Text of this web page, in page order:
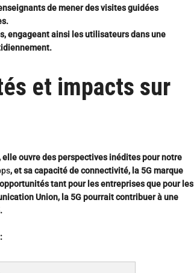
de mener des visites guidées
engageant ainsi les utilisateurs dans une
et impacts sur
ouvre des perspectives inédites pour notre
, et sa capacité de connectivité, la 5G marque
tant pour les entreprises que pour les
Union, la 5G pourrait contribuer à une